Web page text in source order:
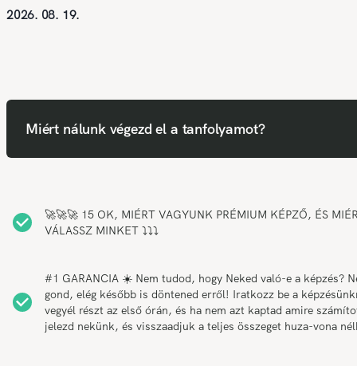
2026. 08. 19.
Miért nálunk végezd el a tanfolyamot?
🚀🚀🚀 15 OK, MIÉRT VAGYUNK PRÉMIUM KÉPZŐ, ÉS
VÁLASSZ MINKET ⤵️⤵️⤵️
#1 GARANCIA ☀️ Nem tudod, hogy Neked való-e a képzés?
gond, elég később is döntened erről! Iratkozz be a
vegyél részt az első órán, és ha nem azt kaptad amire
jelezd nekünk, és visszaadjuk a teljes összeget huza-vona